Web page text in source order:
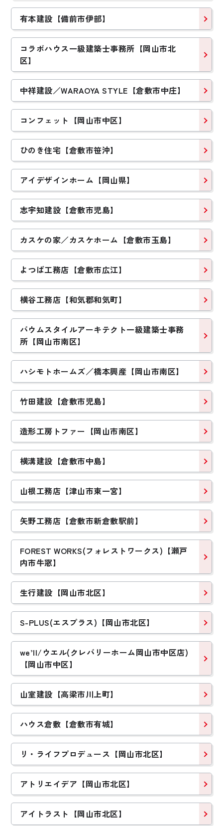
有本建設【備前市伊部】
コラボハウス一級建築士事務所【岡山市北
区】
中祥建設／WARAOYA STYLE【倉敷市中庄】
コンフェット【岡山市中区】
ひのき住宅【倉敷市笹沖】
アイデザインホーム【岡山県】
志宇知建設【倉敷市児島】
カスケの家／カスケホーム【倉敷市玉島】
よつば工務店【倉敷市広江】
横谷工務店【和気郡和気町】
バウムスタイルアーキテクト一級建築士事務
所【岡山市南区】
ハシモトホームズ／橋本興産【岡山市南区】
竹田建設【倉敷市児島】
造形工房トファー【岡山市南区】
横溝建設【倉敷市中島】
山根工務店【津山市東一宮】
矢野工務店【倉敷市新倉敷駅前】
FOREST WORKS(フォレストワークス)【瀬戸
内市牛窓】
生行建設【岡山市北区】
S-PLUS(エスプラス)【岡山市北区】
we’ll/ウエル(クレバリーホーム岡山市中区店)
【岡山市中区】
山室建設【高梁市川上町】
ハウス倉敷【倉敷市有城】
リ・ライフプロデュース【岡山市北区】
アトリエイデア【岡山市北区】
アイトラスト【岡山市北区】